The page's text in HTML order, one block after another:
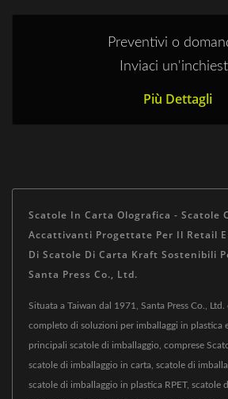
Preventivi o
Inviaci
Più Dettagli
Scatole In Carta Olografica - Scatole
Accattivanti Progettate Per Il Retail
Di Scatole Di Carta Kraft Sostenibili
Santa Press Co., Ltd.
Situata a Taiwan dal 1971, Santa Press Co.,
completo di soluzioni per imballaggi in plastica
principali scatole di imballaggio, comprese
scatole di imballaggio in carta, scatole di
scatole di imballaggio in plastica RPET, scatole